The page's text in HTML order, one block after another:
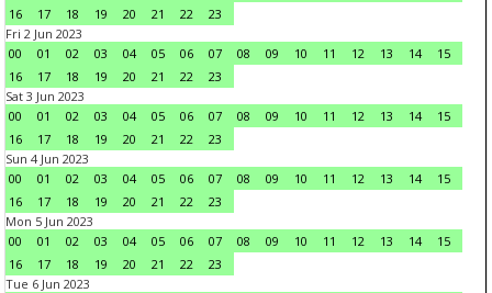
16
17 18 19 20 21 22
23
Fri 2 Jun 2023
00
01 02 03 04 05 06 07 08 09 10 11 12 13 14
15
16
17 18 19 20 21 22
23
Sat 3 Jun 2023
00
01 02 03 04 05 06 07 08 09 10 11 12 13 14
15
16
17 18 19 20 21 22
23
Sun 4 Jun 2023
00
01 02 03 04 05 06 07 08 09 10 11 12 13 14
15
16
17 18 19 20 21 22
23
Mon 5 Jun 2023
00
01 02 03 04 05 06 07 08 09 10 11 12 13 14
15
16
17 18 19 20 21 22
23
Tue 6 Jun 2023